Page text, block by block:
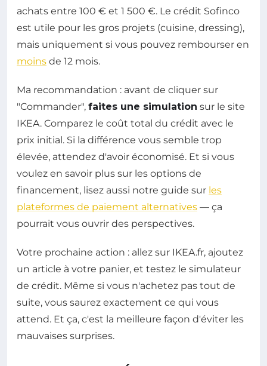
achats entre 100 € et 1 500 €. Le crédit Sofinco
est utile pour les gros projets (cuisine, dressing),
mais uniquement si vous pouvez rembourser en
moins de 12 mois.
Ma recommandation : avant de cliquer sur
"Commander", faites une simulation sur le site
IKEA. Comparez le coût total du crédit avec le
prix initial. Si la différence vous semble trop
élevée, attendez d'avoir économisé. Et si vous
voulez en savoir plus sur les options de
financement, lisez aussi notre guide sur les
plateformes de paiement alternatives — ça
pourrait vous ouvrir des perspectives.
Votre prochaine action : allez sur IKEA.fr, ajoutez
un article à votre panier, et testez le simulateur
de crédit. Même si vous n'achetez pas tout de
suite, vous saurez exactement ce qui vous
attend. Et ça, c'est la meilleure façon d'éviter les
mauvaises surprises.